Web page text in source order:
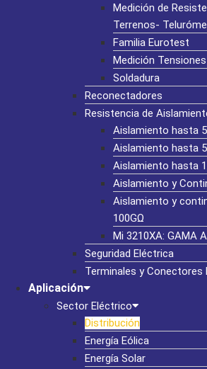
Medición de
Terrenos-
Familia Eurotest
Medición
Soldadura
Reconectadores
Resistencia de
Aislamiento hasta
Aislamiento hasta
Aislamiento hasta
Aislamiento y
Aislamiento y
100GΩ
Mi 3210XA: GAMA
Seguridad Eléctrica
Terminales y Conectores
Aplicación
Sector Eléctrico
Distribución
Energía Eólica
Energía Solar